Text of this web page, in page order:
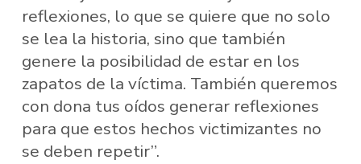
reflexiones, lo que se quiere que no solo
se lea la historia, sino que también
genere la posibilidad de estar en los
zapatos de la víctima. También queremos
con dona tus oídos generar reflexiones
para que estos hechos victimizantes no
se deben repetir”.